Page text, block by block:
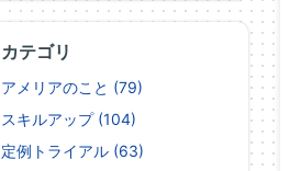
カテゴリ
アメリアのこと (79)
スキルアップ (104)
定例トライアル (63)